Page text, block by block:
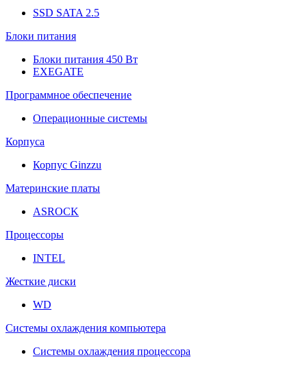
SSD SATA 2.5
Блоки питания
Блоки питания 450 Вт
EXEGATE
Программное обеспечение
Операционные системы
Корпуса
Корпус Ginzzu
Материнские платы
ASROCK
Процессоры
INTEL
Жесткие диски
WD
Системы охлаждения компьютера
Системы охлаждения процессора